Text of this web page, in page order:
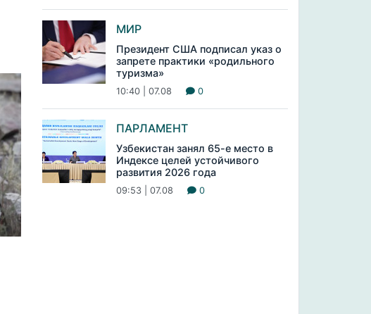
МИР
Президент США подписал указ о
запрете практики «родильного
туризма»
10:40 | 07.08 0
ПАРЛАМЕНТ
Узбекистан занял 65-е место в
Индексе целей устойчивого
развития 2026 года
09:53 | 07.08 0